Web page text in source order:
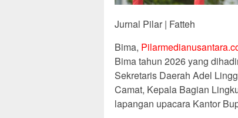
Jurnal Pilar | Fatteh
Bima,
Bima tahun 2026 yang
Sekretaris Daerah Adel
Camat, Kepala Bagian
lapangan upacara Kantor